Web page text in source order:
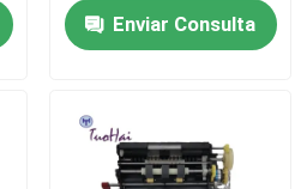
Enviar Consulta